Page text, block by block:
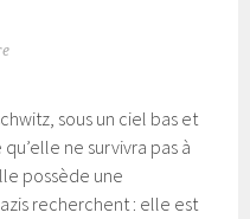
sous un ciel bas et
ne survivra pas à
possède une
recherchent : elle est